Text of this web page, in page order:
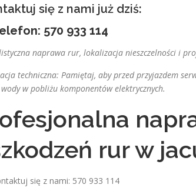
się z nami już dziś:
570 933 114
naprawa rur, lokalizacja nieszczelności i
techniczna: Pamiętaj, aby przed przyjazdem
w pobliżu komponentów elektrycznych.
rur w
się z nami: 570 933 114